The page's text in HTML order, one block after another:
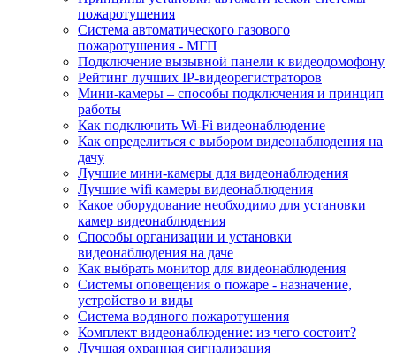
пожаротушения
Система автоматического газового
пожаротушения - МГП
Подключение вызывной панели к видеодомофону
Рейтинг лучших IP-видеорегистраторов
Мини-камеры – способы подключения и принцип
работы
Как подключить Wi-Fi видеонаблюдение
Как определиться с выбором видеонаблюдения на
дачу
Лучшие мини-камеры для видеонаблюдения
Лучшие wifi камеры видеонаблюдения
Какое оборудование необходимо для установки
камер видеонаблюдения
Способы организации и установки
видеонаблюдения на даче
Как выбрать монитор для видеонаблюдения
Системы оповещения о пожаре - назначение,
устройство и виды
Система водяного пожаротушения
Комплект видеонаблюдение: из чего состоит?
Лучшая охранная сигнализация